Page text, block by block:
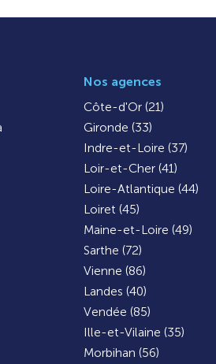
Nos agences
Côte-d'Or (21)
Gironde (33)
Indre-et-Loire (37)
Loir-et-Cher (41)
Loire-Atlantique (44)
Loiret (45)
Maine-et-Loire (49)
Sarthe (72)
Vienne (86)
Landes (40)
Vendée (85)
Ille-et-Vilaine (35)
Morbihan (56)